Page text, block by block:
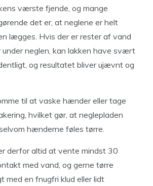
værste fjende, og mange
det er, at neglene er helt
lægges. Hvis der er rester af vand
under neglen, kan lakken have svært
og resultatet bliver ujævnt og
til at vaske hænder eller tage
hvilket gør, at neglepladen
hænderne føles tørre.
derfor altid at vente mindst 30
med vand, og gerne tørre
med en fnugfri klud eller lidt